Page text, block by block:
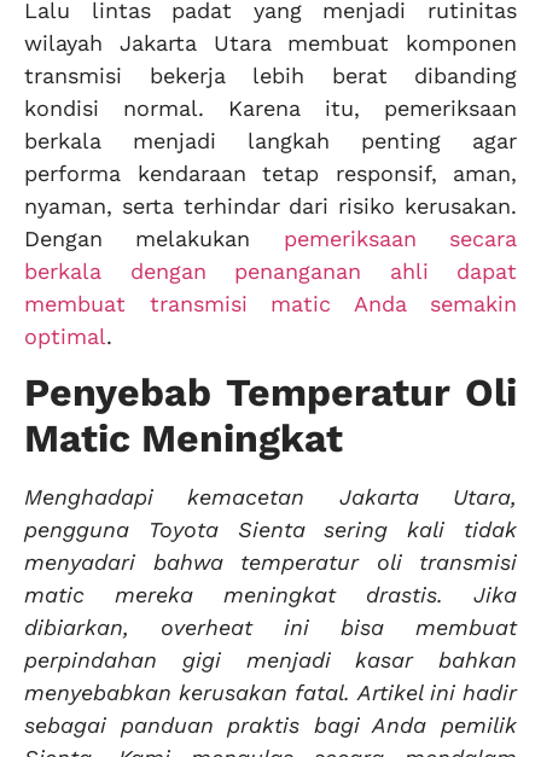
Lalu lintas padat yang menjadi rutinitas
wilayah Jakarta Utara membuat komponen
transmisi bekerja lebih berat dibanding
kondisi normal. Karena itu, pemeriksaan
berkala menjadi langkah penting agar
performa kendaraan tetap responsif, aman,
nyaman, serta terhindar dari risiko kerusakan.
Dengan melakukan pemeriksaan secara
berkala dengan penanganan ahli dapat
membuat transmisi matic Anda semakin
optimal.
Penyebab Temperatur Oli
Matic Meningkat
Menghadapi kemacetan Jakarta Utara,
pengguna Toyota Sienta sering kali tidak
menyadari bahwa temperatur oli transmisi
matic mereka meningkat drastis. Jika
dibiarkan, overheat ini bisa membuat
perpindahan gigi menjadi kasar bahkan
menyebabkan kerusakan fatal. Artikel ini hadir
sebagai panduan praktis bagi Anda pemilik